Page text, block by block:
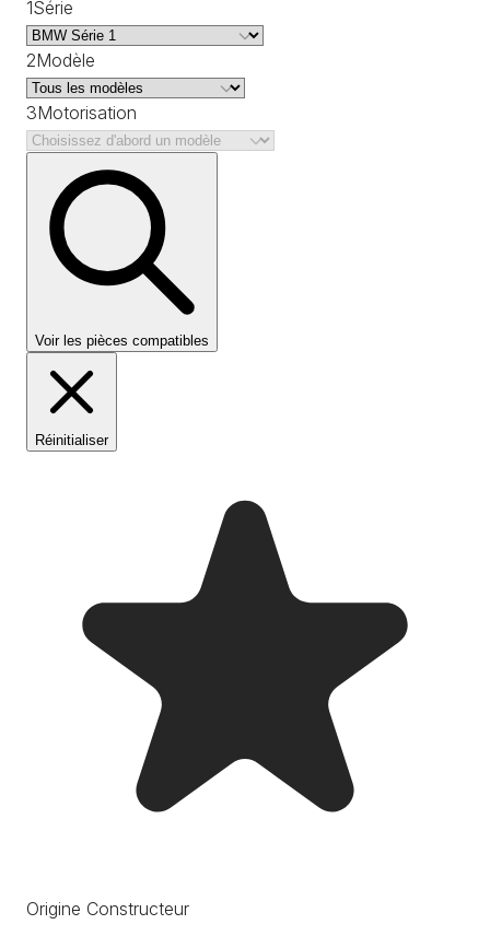
1Série
2Modèle
3Motorisation
Voir les pièces compatibles
Réinitialiser
Origine Constructeur